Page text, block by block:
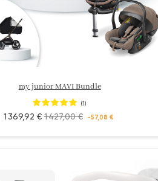
my junior MAVI Bundle
(1)
1 369,92 € 1 427,00 € -57,08 €